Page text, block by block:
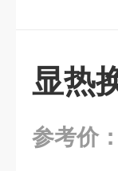
显热
参考价：